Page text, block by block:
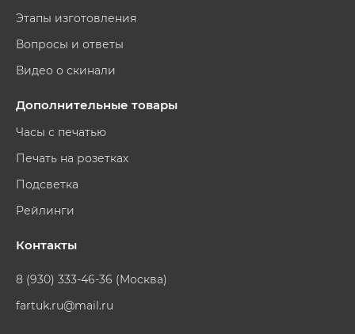
Этапы изготовления
Вопросы и ответы
Видео о скинали
Дополнительные товары
Часы с печатью
Печать на розетках
Подсветка
Рейлинги
Контакты
8 (930) 333-46-36 (Москва)
fartuk.ru@mail.ru